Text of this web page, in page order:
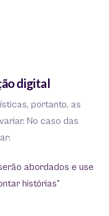
digital
portanto, as
No caso das
abordados e use
histórias”